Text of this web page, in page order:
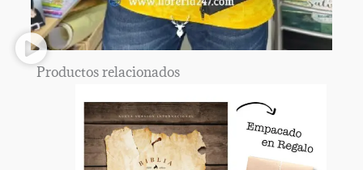
Productos relacionados